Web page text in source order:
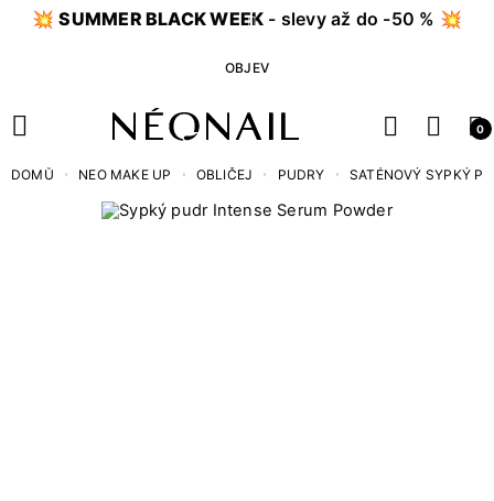
💥SUMMER BLACK WEEK - slevy až do -50 % 💥
OBJEV
0
DOMŮ NEO MAKE UP OBLIČEJ PUDRY SATÉNOVÝ SYPKÝ